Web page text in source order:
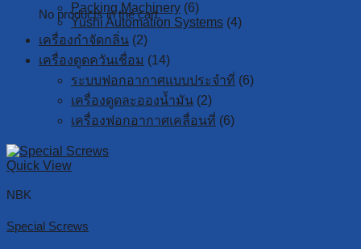
No products in the cart.
Packing Machinery (6)
Yushi Automation Systems (4)
เครื่องกำจัดกลิ่น (2)
เครื่องดูดควันเชื่อม (14)
ระบบฟอกอากาศแบบประจำที่ (6)
เครื่องดูดละอองน้ำมัน (2)
เครื่องฟอกอากาศเคลื่อนที่ (6)
Quick View
NBK
Special Screws